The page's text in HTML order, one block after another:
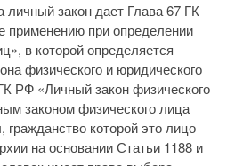
личный закон дает Глава 67 ГК
при определении
в которой определяется
физического и юридического
РФ «Личный закон физического
законом физического лица
гражданство которой это лицо
на основании Статьи 1188 и